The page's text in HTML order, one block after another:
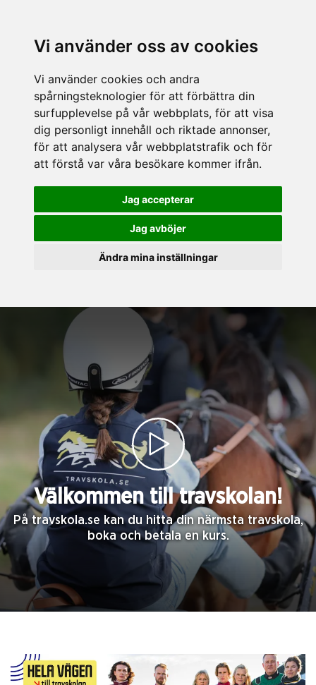
Vi använder oss av cookies
Vi använder cookies och andra
spårningsteknologier för att förbättra din
surfupplevelse på vår webbplats, för att visa
dig personligt innehåll och riktade annonser,
för att analysera vår webbplatstrafik och för
att förstå var våra besökare kommer ifrån.
Jag accepterar
Jag avböjer
Ändra mina inställningar
Välkommen till travskolan!
På travskola.se kan du hitta din närmsta travskola,
boka och betala en kurs.